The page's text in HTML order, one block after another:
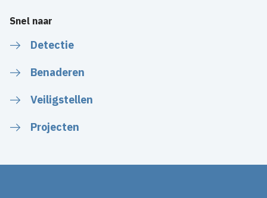
Snel naar
Detectie
Benaderen
Veiligstellen
Projecten